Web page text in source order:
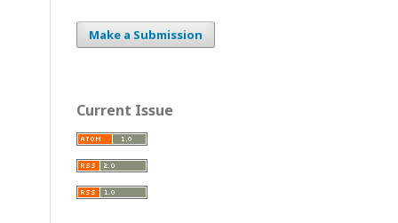
Make a Submission
Current Issue